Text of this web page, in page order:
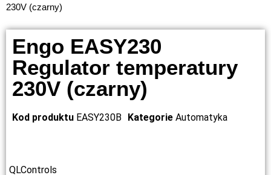
230V (czarny)
Engo EASY230
Regulator temperatury
230V (czarny)
Kod produktu EASY230B Kategorie Automatyka
QLControls